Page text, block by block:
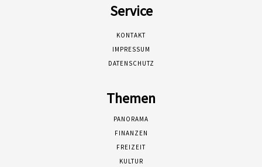
Service
KONTAKT
IMPRESSUM
DATENSCHUTZ
Themen
PANORAMA
FINANZEN
FREIZEIT
KULTUR